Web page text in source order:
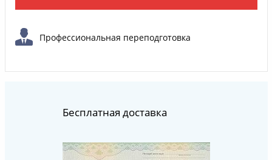
Профессиональная переподготовка
Бесплатная доставка